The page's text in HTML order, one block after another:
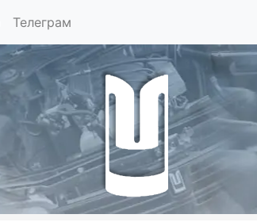
Телеграм